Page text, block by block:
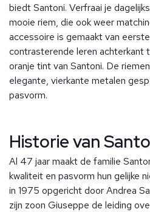
biedt Santoni. Verfraai je
mooie riem, die ook weer
accessoire is gemaakt van
contrasterende leren achterkant
oranje tint van Santoni. De
elegante, vierkante metalen
pasvorm.
Historie van
Al 47 jaar maakt de familie
kwaliteit en pasvorm hun gelijke
in 1975 opgericht door Andrea
zijn zoon Giuseppe de leiding